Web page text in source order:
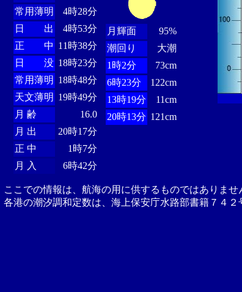
常用薄明
4時28分
日 出
4時53分
正 中 11時38分
日 没 18時23分
常用薄明 18時48分
天文薄明 19時49分
月 齢
16.0
月 出
20時17分
正 中
1時7分
月 入
6時42分
月輝面
95%
潮回り
大潮
1時2分
73cm
6時23分
122cm
13時19分
11cm
20時13分 121cm
ここでの情報は、航海の用に供するものではありま
各港の潮汐調和定数は、海上保安庁水路部書籍７４